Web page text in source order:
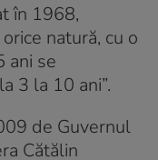
în 1968,
natură, cu o
ani se
3 la 10 ani”.
de Guvernul
Cătălin